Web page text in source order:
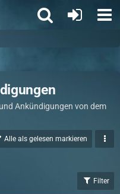
Ankündigungen von dem
Alle als gelesen markieren
Filter